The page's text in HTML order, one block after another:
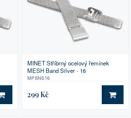
DO KOŠÍKU
MINET Stříbrný ocelový řemínek
MESH Band Silver - 16
MPSNS16
299 Kč DO